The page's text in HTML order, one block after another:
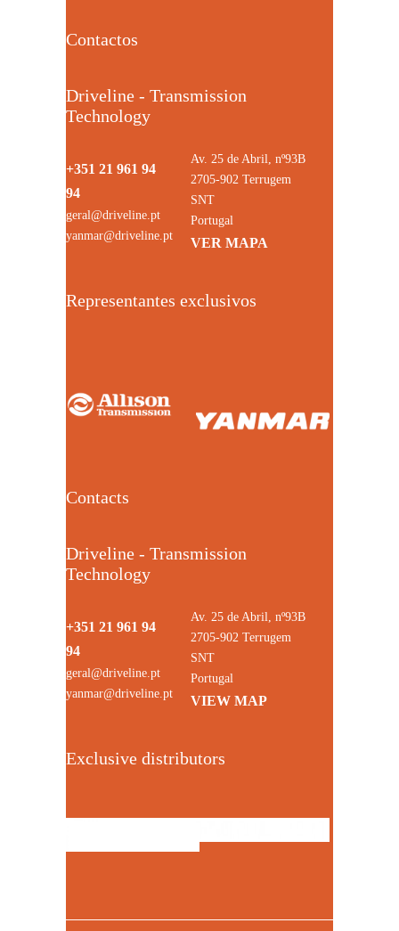
Contactos
Driveline - Transmission
Technology
+351 21 961 94
94
geral@driveline.pt
yanmar@driveline.pt
Av. 25 de Abril, nº93B
2705-902 Terrugem
SNT
Portugal
VER MAPA
Representantes exclusivos
Contacts
Driveline - Transmission
Technology
+351 21 961 94
94
geral@driveline.pt
yanmar@driveline.pt
Av. 25 de Abril, nº93B
2705-902 Terrugem
SNT
Portugal
VIEW MAP
Exclusive distributors